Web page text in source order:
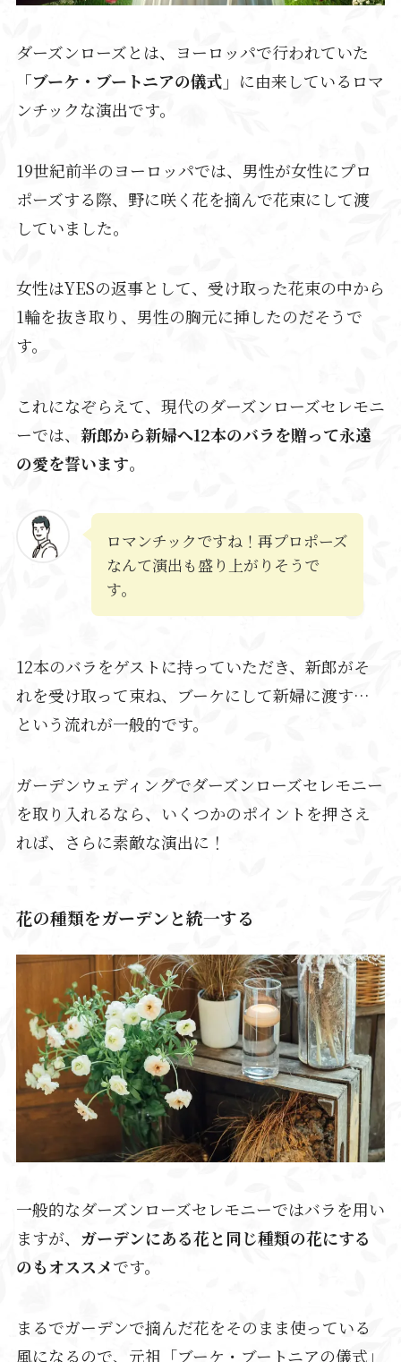
ダーズンローズとは、ヨーロッパで行われていた
「ブーケ・ブートニアの儀式」 に由来しているロマ
ンチックな演出です。
19世紀前半のヨーロッパでは、男性が女性にプロ
ポーズする際、野に咲く花を摘んで花束にして渡
していました。
女性はYESの返事として、受け取った花束の中から
1輪を抜き取り、男性の胸元に挿したのだそうで
す。
これになぞらえて、現代のダーズンローズセレモニ
ーでは、 新郎から新婦へ12本のバラを贈って永遠
の愛を誓います。
ロマンチックですね！再プロポーズ
なんて演出も盛り上がりそうで
す。
12本のバラをゲストに持っていただき、新郎がそ
れを受け取って束ね、ブーケにして新婦に渡す…
という流れが一般的です。
ガーデンウェディングでダーズンローズセレモニー
を取り入れるなら、いくつかのポイントを押さえ
れば、さらに素敵な演出に！
花の種類をガーデンと統一する
一般的なダーズンローズセレモニーではバラを用い
ますが、 ガーデンにある花と同じ種類の花にする
のもオススメです。
まるでガーデンで摘んだ花をそのまま使っている
風になるので、元祖「ブーケ・ブートニアの儀式」